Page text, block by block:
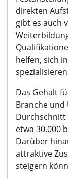
direkten
gibt es auch
helfen, sich
Das Gehalt
Branche
Durchschnitt
etwa 30.000
Darüber
attraktive
steigern